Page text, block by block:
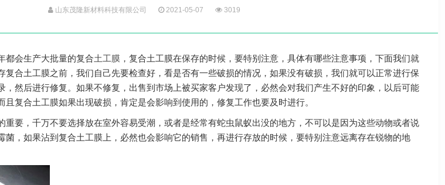
山东茂隆新材料科技有限公司 2021-05-07 3019
都会生产大批量的复合土工膜，复合土工膜在保存的时候，要特别注意，具体有哪些注意事项，下面我们就
复合土工膜之前，我们自己先要检查好，看是否有一些破损的情况，如果没有破损，我们就可以正常进行保
，然后进行修复。如果不修复，出售到市场上被买家客户发现了，必然会对我们产生不好的印象，以后可能
复合土工膜如果出现破损，肯定是会影响到使用的，修复工作也要及时进行。
重要，千万不要选择放在室外容易受潮，或者是经常有蛇虫鼠蚁出没的地方，不可以是因为这些动物或者说
菌，如果沾到复合土工膜上，必然也会影响它的销售，再进行存放的时候，要特别注意远离存在锐物的地